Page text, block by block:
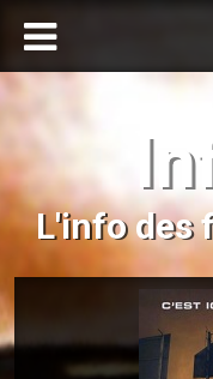
L'info des